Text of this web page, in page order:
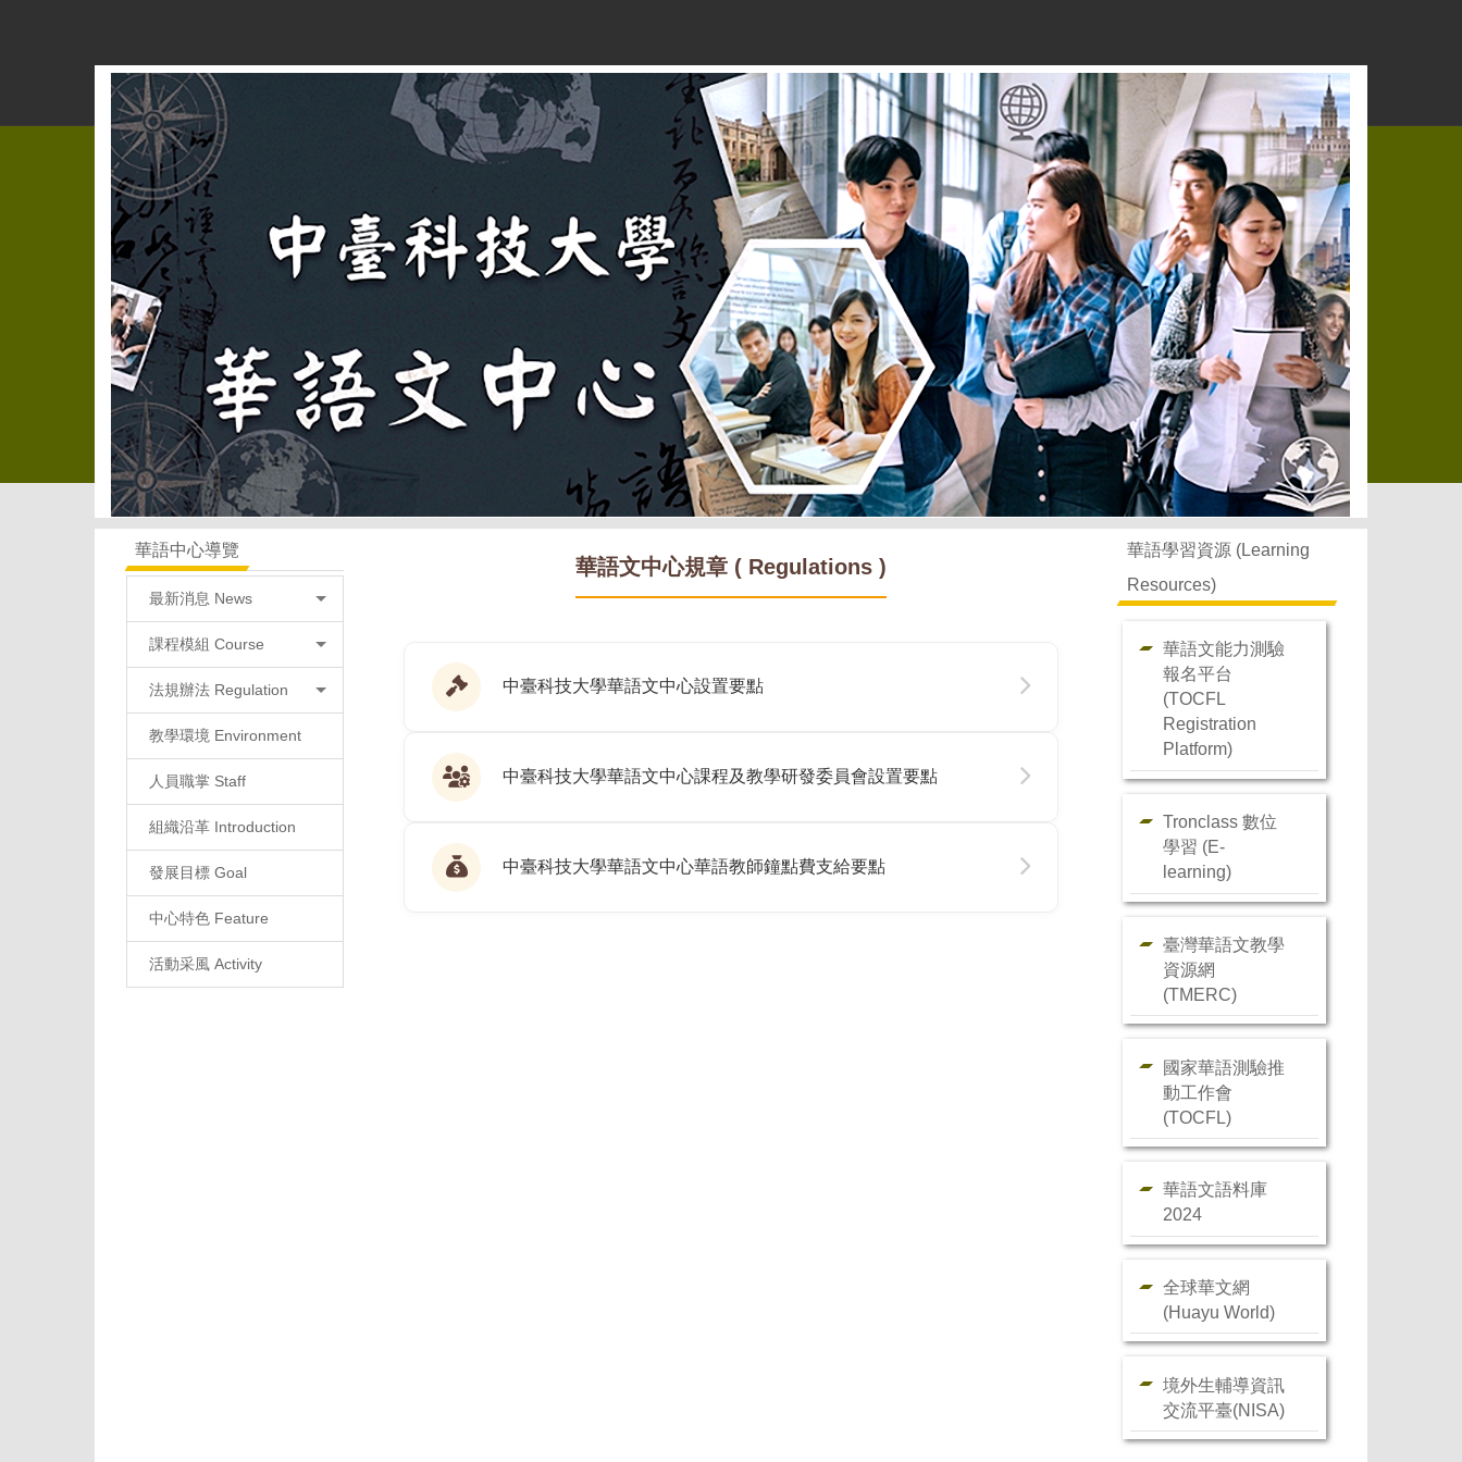
容
華語中心導覽
最新消息 News
課程模組 Course
法規辦法 Regulation
教學環境 Environment
人員職掌 Staff
組織沿革 Introduction
發展目標 Goal
中心特色 Feature
活動采風 Activity
華語文中心規章 ( Regulations )
中臺科技大學華語文中心設置要點
中臺科技大學華語文中心課程及教學研發委員會設置要點
中臺科技大學華語文中心華語教師鐘點費支給要點
華語學習資源 (Learning
Resources)
華語文能力測驗
報名平台
(TOCFL
Registration
Platform)
Tronclass 數位
學習 (E-
learning)
臺灣華語文教學
資源網
(TMERC)
國家華語測驗推
動工作會
(TOCFL)
華語文語料庫
2024
全球華文網
(Huayu World)
境外生輔導資訊
交流平臺(NISA)